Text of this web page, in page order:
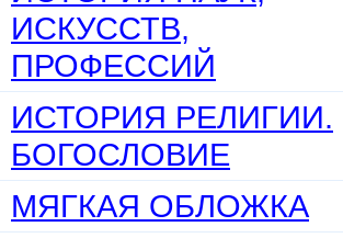
ИСКУССТВ,
ПРОФЕССИЙ
ИСТОРИЯ РЕЛИГИИ.
БОГОСЛОВИЕ
МЯГКАЯ ОБЛОЖКА